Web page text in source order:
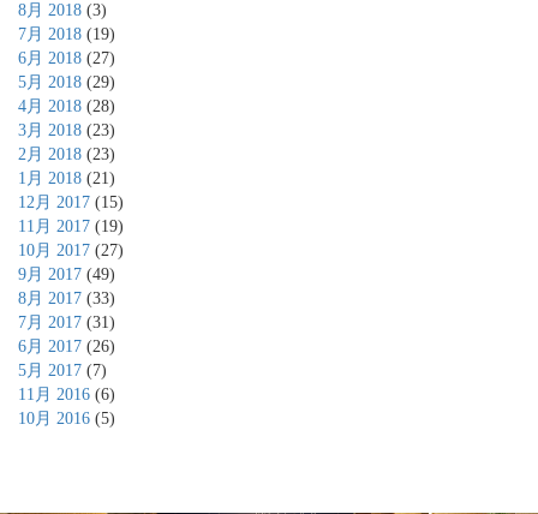
8月 2018 (3)
7月 2018 (19)
6月 2018 (27)
5月 2018 (29)
4月 2018 (28)
3月 2018 (23)
2月 2018 (23)
1月 2018 (21)
12月 2017 (15)
11月 2017 (19)
10月 2017 (27)
9月 2017 (49)
8月 2017 (33)
7月 2017 (31)
6月 2017 (26)
5月 2017 (7)
11月 2016 (6)
10月 2016 (5)